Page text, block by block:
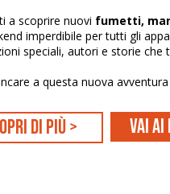
a scoprire nuovi fumetti,
imperdibile per tutti gli
speciali, autori e storie che
a questa nuova
di più > Vai